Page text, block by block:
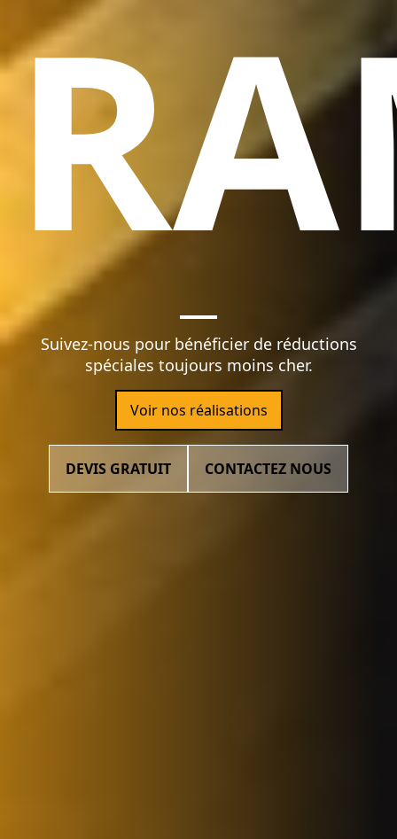
Suivez-nous pour bénéficier de réductions
spéciales toujours moins cher.
Voir nos réalisations
DEVIS GRATUIT CONTACTEZ NOUS